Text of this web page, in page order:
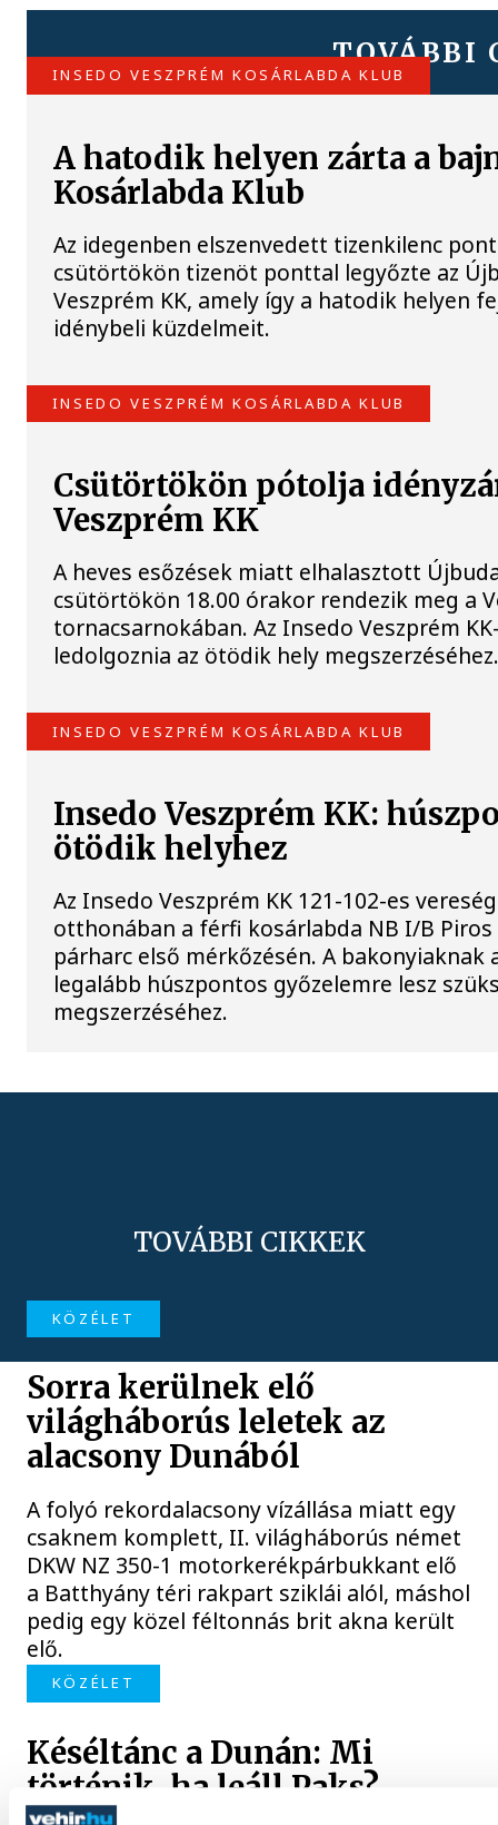
TOVÁBBI
INSEDO VESZPRÉM KOSÁRLABDA KLUB
A hatodik helyen zárta a
Kosárlabda Klub
Az idegenben elszenvedett tizenkilenc
csütörtökön tizenöt ponttal legyőzte az
Veszprém KK, amely így a hatodik helyen
idénybeli küzdelmeit.
INSEDO VESZPRÉM KOSÁRLABDA KLUB
Csütörtökön pótolja
Veszprém KK
A heves esőzések miatt elhalasztott
csütörtökön 18.00 órakor rendezik meg a
tornacsarnokában. Az Insedo Veszprém
ledolgoznia az ötödik hely
INSEDO VESZPRÉM KOSÁRLABDA KLUB
Insedo Veszprém KK:
ötödik helyhez
Az Insedo Veszprém KK 121-102-es
otthonában a férfi kosárlabda NB I/B
párharc első mérkőzésén. A bakonyiaknak
legalább húszpontos győzelemre lesz
megszerzéséhez.
TOVÁBBI CIKKEK
KÖZÉLET
Sorra kerülnek elő
világháborús leletek az
alacsony Dunából
A folyó rekordalacsony vízállása miatt egy
csaknem komplett, II. világháborús német
DKW NZ 350-1 motorkerékpárbukkant elő
a Batthyány téri rakpart sziklái alól, máshol
pedig egy közel féltonnás brit akna került
elő.
KÖZÉLET
Késéltánc a Dunán: Mi
történik, ha leáll Paks?